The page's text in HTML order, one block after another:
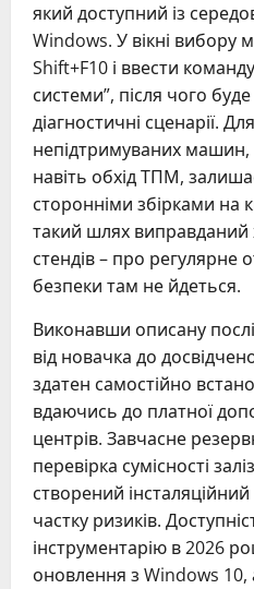
який доступний із
Windows. У вікні вибору
Shift+F10 і ввести
системи”, після чого
діагностичні сценарії.
непідтримуваних
навіть обхід ТПМ,
сторонніми збірками на
такий шлях виправданий
стендів – про
безпеки там не йдеться.
Виконавши описану
від новачка до
здатен самостійно
вдаючись до платної
центрів. Завчасне
перевірка сумісності
створений
частку ризиків.
інструментарію в 2026
оновлення з Windows